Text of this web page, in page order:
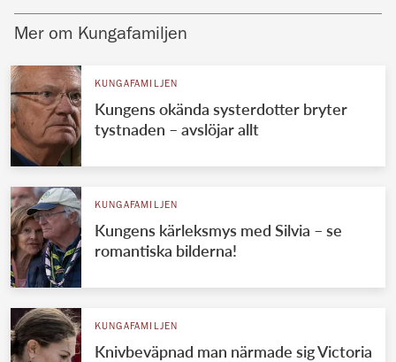
Mer om Kungafamiljen
KUNGAFAMILJEN
Kungens okända systerdotter bryter
tystnaden – avslöjar allt
KUNGAFAMILJEN
Kungens kärleksmys med Silvia – se
romantiska bilderna!
KUNGAFAMILJEN
Knivbeväpnad man närmade sig Victoria